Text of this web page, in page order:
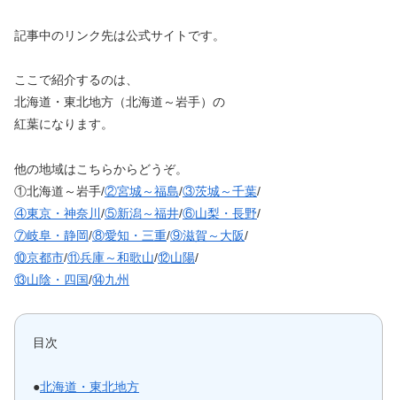
記事中のリンク先は公式サイトです。
ここで紹介するのは、
北海道・東北地方（北海道～岩手）の
紅葉になります。
他の地域はこちらからどうぞ。
①北海道～岩手/②宮城～福島/③茨城～千葉/
④東京・神奈川/⑤新潟～福井/⑥山梨・長野/
⑦岐阜・静岡/⑧愛知・三重/⑨滋賀～大阪/
⑩京都市/⑪兵庫～和歌山/⑫山陽/
⑬山陰・四国/⑭九州
目次
●北海道・東北地方